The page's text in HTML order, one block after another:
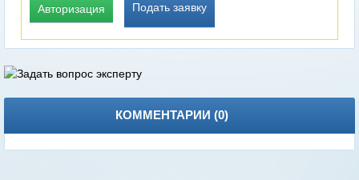
Авторизация Подать заявку
КОММЕНТАРИИ (0)